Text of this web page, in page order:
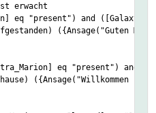
4
lastState absent
location underway
presence absent
state gone
0
eq "present") and
({Ansage("Guten
eq "present") and
({Ansage("Willkommen zu